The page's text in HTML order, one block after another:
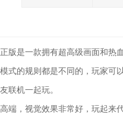
版是一款拥有超高级画面和热
式的规则都是不同的，玩家可
联机一起玩。
端，视觉效果非常好，玩起来